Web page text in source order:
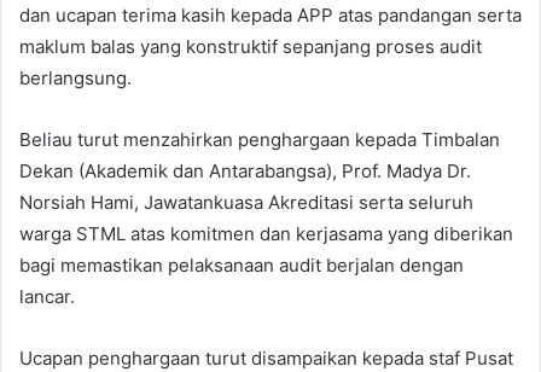
dan ucapan terima kasih kepada APP atas pandangan serta
maklum balas yang konstruktif sepanjang proses audit
berlangsung.
Beliau turut menzahirkan penghargaan kepada Timbalan
Dekan (Akademik dan Antarabangsa), Prof. Madya Dr.
Norsiah Hami, Jawatankuasa Akreditasi serta seluruh
warga STML atas komitmen dan kerjasama yang diberikan
bagi memastikan pelaksanaan audit berjalan dengan
lancar.
Ucapan penghargaan turut disampaikan kepada staf Pusat